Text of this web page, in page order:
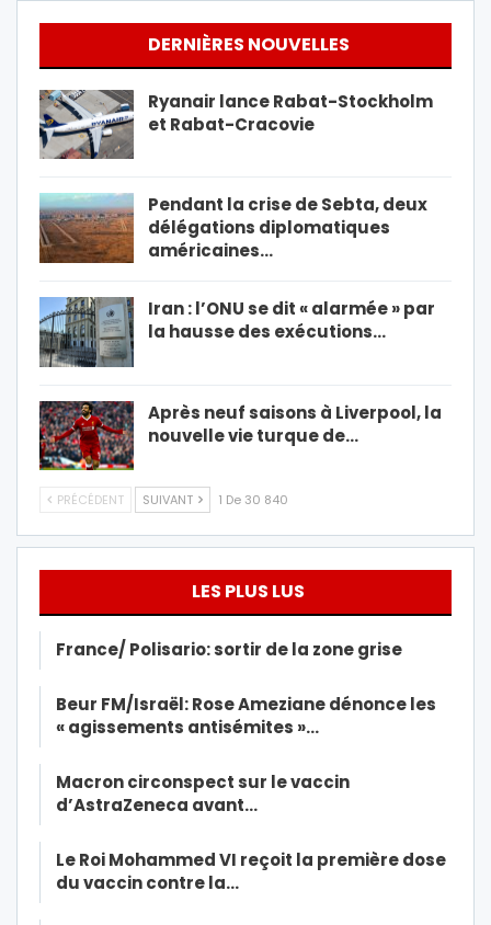
DERNIÈRES NOUVELLES
Ryanair lance Rabat-Stockholm
et Rabat-Cracovie
Pendant la crise de Sebta, deux
délégations diplomatiques
américaines…
Iran : l’ONU se dit « alarmée » par
la hausse des exécutions…
Après neuf saisons à Liverpool, la
nouvelle vie turque de…
PRÉCÉDENT SUIVANT 1 De 30 840
LES PLUS LUS
France/ Polisario: sortir de la zone grise
Beur FM/Israël: Rose Ameziane dénonce les
« agissements antisémites »…
Macron circonspect sur le vaccin
d’AstraZeneca avant…
Le Roi Mohammed VI reçoit la première dose
du vaccin contre la…